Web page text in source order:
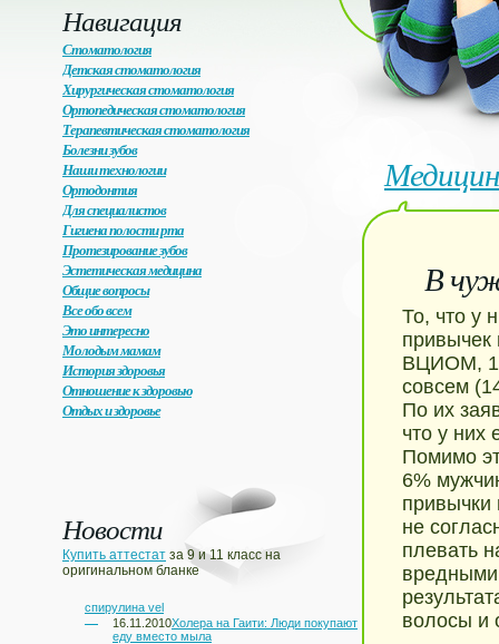
Навигация
Стоматология
Детская стоматология
Хирургическая стоматология
Ортопедическая стоматология
Терапевтическая стоматология
Болезни зубов
Наши технологии
Ортодонтия
Для специалистов
Гигиена полости рта
Протезирование зубов
Эстетическая медицина
Общие вопросы
Все обо всем
Это интересно
Молодым мамам
История здоровья
Отношение к здоровью
Отдых и здоровье
Новости
Купить аттестат за 9 и 11 класс на
оригинальном бланке
спирулина vel
16.11.2010Холера на Гаити: Люди покупают
еду вместо мыла
В
То, что у
привычек
ВЦИОМ, 1/
совсем
По их
что у них
Помимо
6%
привычки
не
плевать
вредными
волосы и